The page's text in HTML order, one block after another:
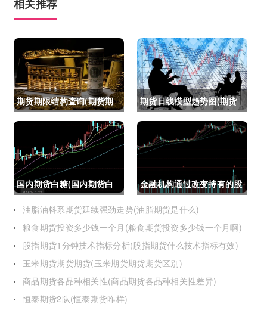
相关推荐
期货期限结构查询(期货期
限结构)
期货日线模型趋势图(期货
日线模型趋势图怎么看)
国内期货白糖(国内期货白
糖合约是怎么交割)
金融机构通过改变持有的股
指期货合约(股指期货合约
最长持有多久)
油脂油料系期货延续强劲走势(油脂期货是什么)
粮食期货投资多少钱一个月(粮食期货投资多少钱一个月啊)
股指期货1分钟技术指标分析(股指期货什么技术指标有效)
玉米期货期货期货(玉米期货期货期货区别)
商品期货各品种相关性(商品期货各品种相关性差异)
恒泰期货2队(恒泰期货咋样)